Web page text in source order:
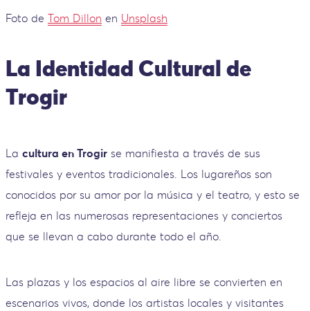
Foto de Tom Dillon en Unsplash
La Identidad Cultural de
Trogir
La cultura en Trogir se manifiesta a través de sus
festivales y eventos tradicionales. Los lugareños son
conocidos por su amor por la música y el teatro, y esto se
refleja en las numerosas representaciones y conciertos
que se llevan a cabo durante todo el año.
Las plazas y los espacios al aire libre se convierten en
escenarios vivos, donde los artistas locales y visitantes